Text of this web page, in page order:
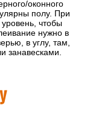
оконного
полу. При
чтобы
нужно в
в углу, там,
занавесками.